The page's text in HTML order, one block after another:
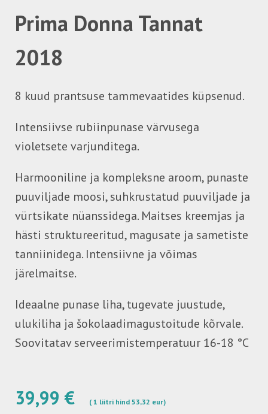
Prima Donna Tannat
2018
8 kuud prantsuse tammevaatides küpsenud.
Intensiivse rubiinpunase värvusega
violetsete varjunditega.
Harmooniline ja kompleksne aroom, punaste
puuviljade moosi, suhkrustatud puuviljade ja
vürtsikate nüanssidega. Maitses kreemjas ja
hästi struktureeritud, magusate ja sametiste
tanniinidega. Intensiivne ja võimas
järelmaitse.
Ideaalne punase liha, tugevate juustude,
ulukiliha ja šokolaadimagustoitude kõrvale.
Soovitatav serveerimistemperatuur 16-18 °C
39,99 € ( 1 liitri hind 53,32 eur)